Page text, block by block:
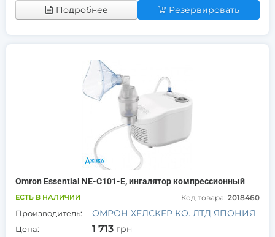
Подробнее Резервировать
Omron Essential NE-C101-E, ингалятор компрессионный
ЕСТЬ В НАЛИЧИИ Код товара: 2018460
Производитель: ОМРОН ХЕЛСКЕР КО. ЛТД ЯПОНИЯ
Цена: 1 713 грн